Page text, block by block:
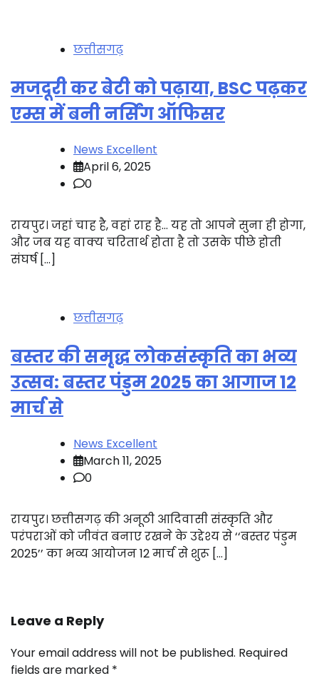
छत्तीसगढ़
मजदूरी कर बेटी को पढ़ाया, BSC पढ़कर
एम्स में बनी नर्सिंग ऑफिसर
News Excellent
April 6, 2025
0
रायपुर। जहां चाह है, वहां राह है… यह तो आपने सुना ही होगा,
और जब यह वाक्य चरितार्थ होता है तो उसके पीछे होती
संघर्ष […]
छत्तीसगढ़
बस्तर की समृद्ध लोकसंस्कृति का भव्य
उत्सव: बस्तर पंडुम 2025 का आगाज 12
मार्च से
News Excellent
March 11, 2025
0
रायपुर। छत्तीसगढ़ की अनूठी आदिवासी संस्कृति और
परंपराओं को जीवंत बनाए रखने के उद्देश्य से ‘‘बस्तर पंडुम
2025’’ का भव्य आयोजन 12 मार्च से शुरू […]
Leave a Reply
Your email address will not be published. Required
fields are marked *